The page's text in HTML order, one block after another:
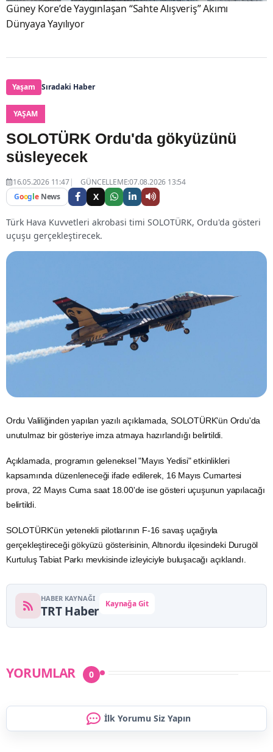
Güney Kore’de Yaygınlaşan “Sahte Alışveriş” Akımı
Dünyaya Yayılıyor
Yaşam Sıradaki Haber
YAŞAM
SOLOTÜRK Ordu'da gökyüzünü
süsleyecek
16.05.2026 11:47
GÜNCELLEME:07.08.2026 13:54
Google News X
Türk Hava Kuvvetleri akrobasi timi SOLOTÜRK, Ordu'da gösteri
uçuşu gerçekleştirecek.
Ordu Valiliğinden yapılan yazılı açıklamada, SOLOTÜRK'ün Ordu'da
unutulmaz bir gösteriye imza atmaya hazırlandığı belirtildi.
Açıklamada, programın geleneksel "Mayıs Yedisi" etkinlikleri
kapsamında düzenleneceği ifade edilerek, 16 Mayıs Cumartesi
prova, 22 Mayıs Cuma saat 18.00'de ise gösteri uçuşunun yapılacağı
belirtildi.
SOLOTÜRK'ün yetenekli pilotlarının F-16 savaş uçağıyla
gerçekleştireceği gökyüzü gösterisinin, Altınordu ilçesindeki Durugöl
KurtuluşTabiat Parkı mevkisinde izleyiciyle buluşacağı açıklandı.
HABER KAYNAĞI
TRT Haber Kaynağa Git
YORUMLAR 0
İlk Yorumu Siz Yapın